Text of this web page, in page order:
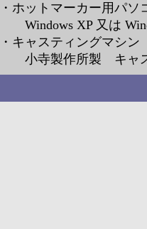
・ホットマーカー用パソ
Windows XP 又は
・キャスティングマシン
小寺製作所製 キャス